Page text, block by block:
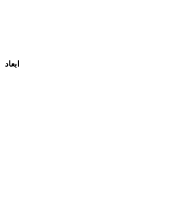
ابعاد